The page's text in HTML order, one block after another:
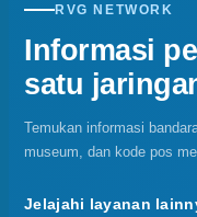
RVG NETWORK
Informasi
satu
Temukan informasi
museum, dan kode pos
Jelajahi layanan